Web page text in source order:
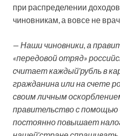
при распределении
чиновникам, а вовсе не
— Наши чиновники, а
«передовой отряд»
считает каждый̆ рубль в
гражданина или на счете
своим личным
правительство с помощью
постоянно повышает